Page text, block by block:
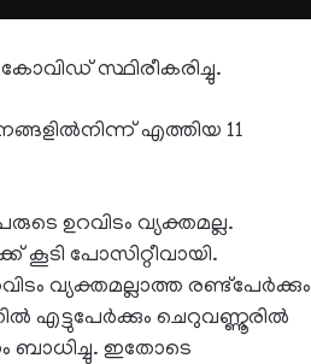
കോവിഡ് സ്ഥിരീകരിച്ചു.
എത്തിയ 11
ഉറവിടം വ്യക്തമല്ല.
പോസിറ്റീവായി.
വ്യക്തമല്ലാത്ത രണ്ട്‌പേര്‍ക്കും
എട്ടുപേര്‍ക്കും ചെറുവണ്ണൂരില്‍
ബാധിച്ചു. ഇതോടെ